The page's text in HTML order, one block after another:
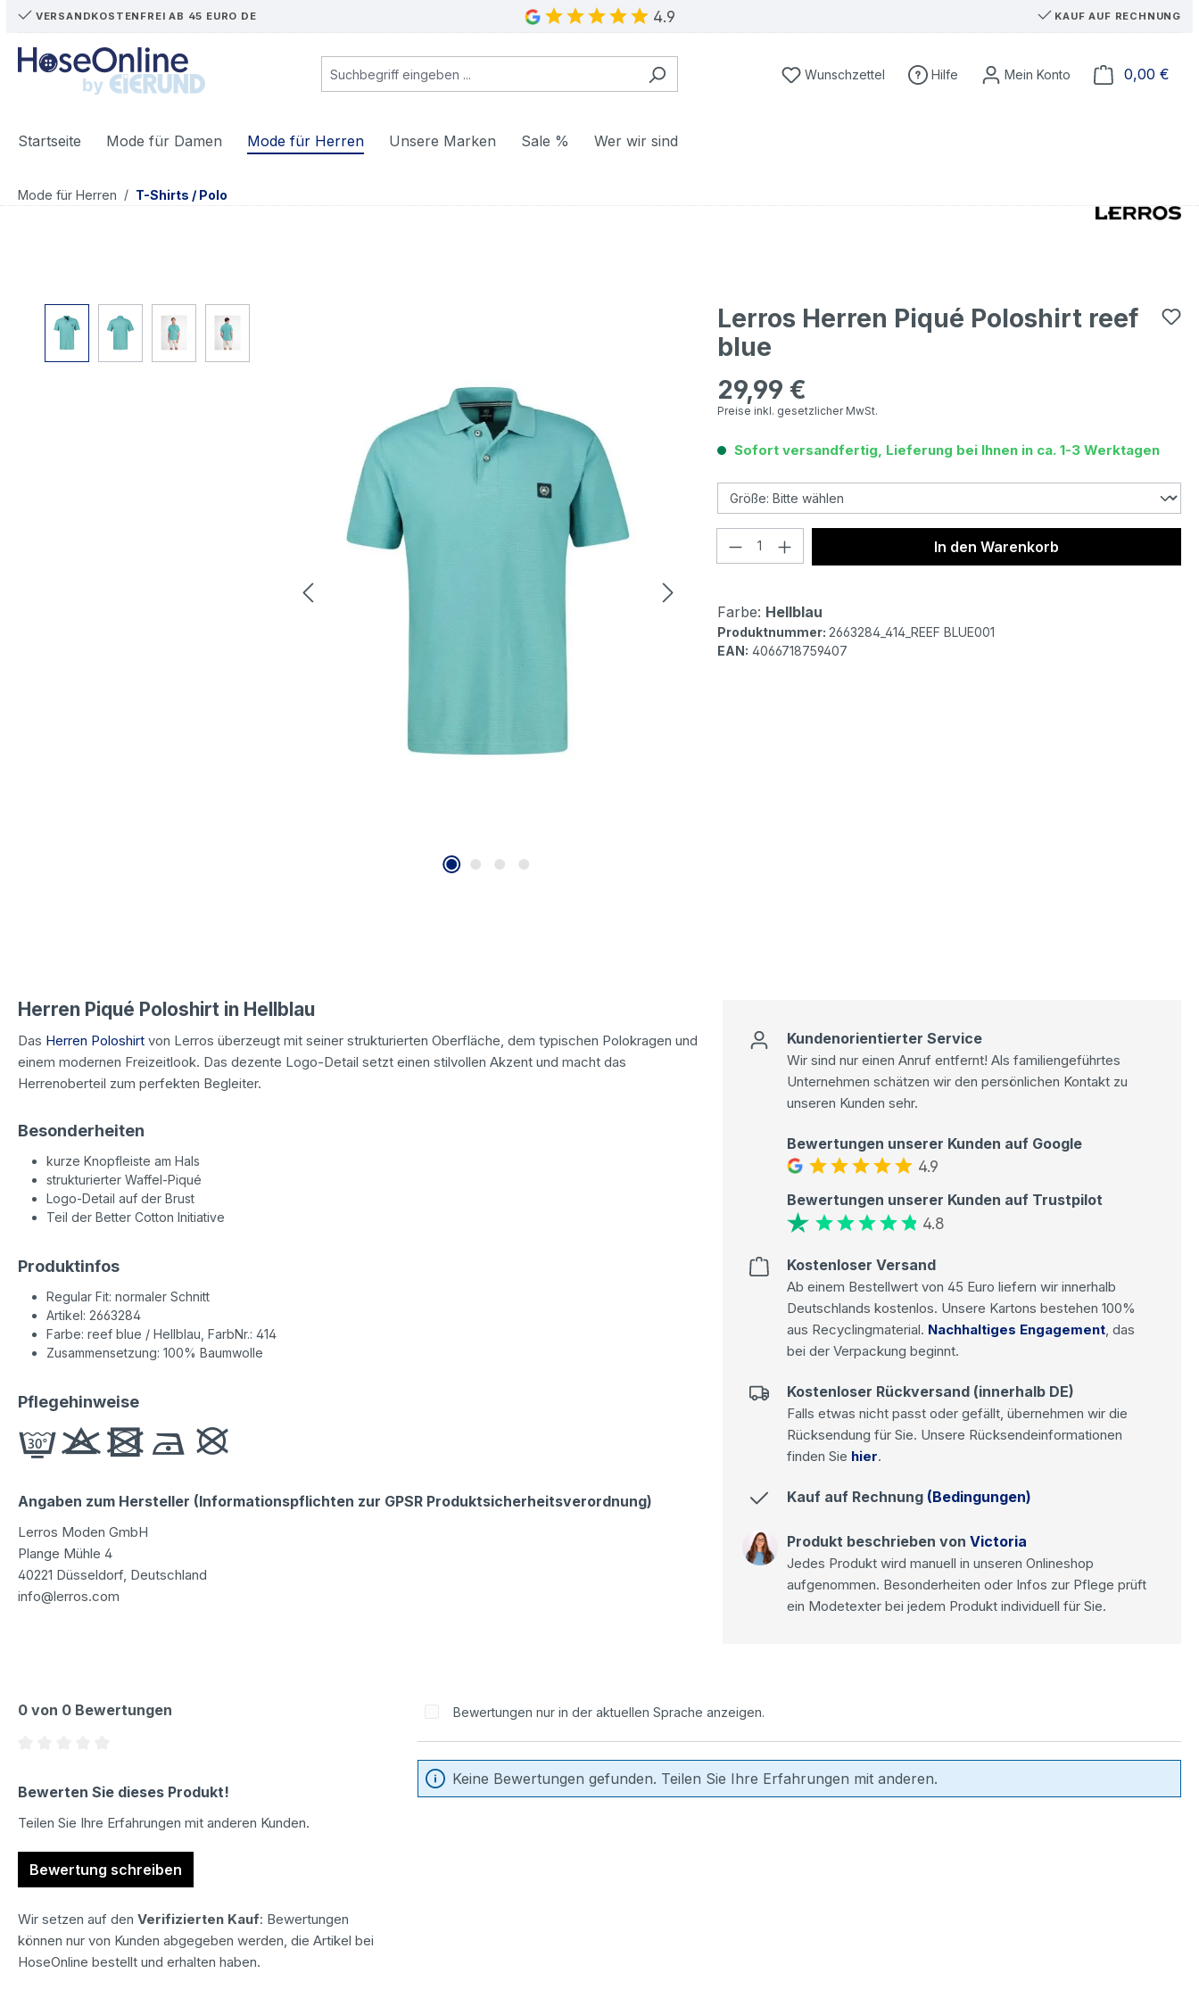
Hauptinhalt springen
Zur Suche springen
Zur Hauptnavigation springen
VERSANDKOSTENFREI AB 45 EURO DE 4.9 KAUF AUF RECHNUNG
Du hast 0 Produkte auf dem Merkzettel
Wunschzettel Hilfe 0,00 €
Startseite Mode für Damen Mode für Herren Unsere Marken Sale % Wer wir sind
Mode für Herren / T-Shirts / Polo
Bildergalerie überspringen
Lerros Herren Piqué Poloshirt reef
blue
Regulärer Preis:
29,99 €
Preise inkl. gesetzlicher MwSt.
Sofort versandfertig, Lieferung bei Ihnen in ca. 1-3 Werktagen
Produkt Anzahl: Gib den gewünschten Wert
In den Warenkorb
Farbe: Hellblau
Produktnummer: 2663284_414_REEF BLUE001
EAN: 4066718759407
Herren Piqué Poloshirt in Hellblau
Das Herren Poloshirt von Lerros überzeugt mit seiner strukturierten Oberfläche, dem typischen Polokragen und
einem modernen Freizeitlook. Das dezente Logo-Detail setzt einen stilvollen Akzent und macht das
Herrenoberteil zum perfekten Begleiter.
Besonderheiten
kurze Knopfleiste am Hals
strukturierter Waffel-Piqué
Logo-Detail auf der Brust
Teil der Better Cotton Initiative
Produktinfos
Regular Fit: normaler Schnitt
Artikel: 2663284
Farbe: reef blue / Hellblau, FarbNr.: 414
Zusammensetzung: 100% Baumwolle
Pflegehinweise
Angaben zum Hersteller (Informationspflichten zur GPSR Produktsicherheitsverordnung)
Lerros Moden GmbH
Plange Mühle 4
40221 Düsseldorf, Deutschland
info@lerros.com
Kundenorientierter Service
Wir sind nur einen Anruf entfernt! Als familiengeführtes
Unternehmen schätzen wir den persönlichen Kontakt zu
unseren Kunden sehr.
Bewertungen unserer Kunden auf Google
4.9
Bewertungen unserer Kunden auf Trustpilot
4.8
Kostenloser Versand
Ab einem Bestellwert von 45 Euro liefern wir innerhalb
Deutschlands kostenlos. Unsere Kartons bestehen 100%
aus Recyclingmaterial. Nachhaltiges Engagement, das
bei der Verpackung beginnt.
Kostenloser Rückversand (innerhalb DE)
Falls etwas nicht passt oder gefällt, übernehmen wir die
Rücksendung für Sie. Unsere Rücksendeinformationen
finden Sie hier.
Kauf auf Rechnung (Bedingungen)
Produkt beschrieben von Victoria
Jedes Produkt wird manuell in unseren Onlineshop
aufgenommen. Besonderheiten oder Infos zur Pflege prüft
ein Modetexter bei jedem Produkt individuell für Sie.
0 von 0 Bewertungen
Bewerten Sie dieses Produkt!
Teilen Sie Ihre Erfahrungen mit anderen Kunden.
Bewertung schreiben
Wir setzen auf den Verifizierten Kauf: Bewertungen
können nur von Kunden abgegeben werden, die Artikel bei
HoseOnline bestellt und erhalten haben.
Bewertungen nur in der aktuellen Sprache anzeigen.
Keine Bewertungen gefunden. Teilen Sie Ihre Erfahrungen mit anderen.